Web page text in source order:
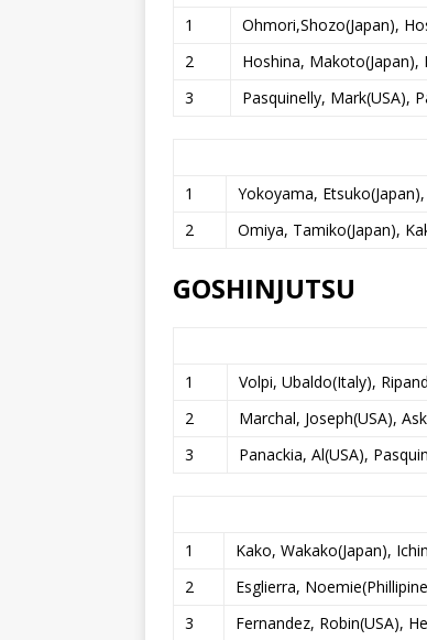
1
Ohmori,Shozo(Japan),
2
Hoshina, Makoto(Japan),
3
Pasquinelly, Mark(USA),
1
Yokoyama,
2
Omiya, Tamiko(Japan),
GOSHINJUTSU
1
Volpi, Ubaldo(Italy),
2
Marchal, Joseph(USA),
3
Panackia, Al(USA),
1
Kako, Wakako(Japan),
2
Esglierra,
3
Fernandez, Robin(USA),